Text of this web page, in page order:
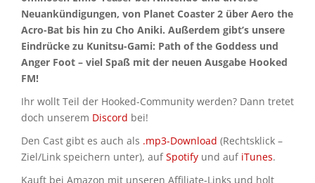
Neuankündigungen, von Planet Coaster 2 über Aero the
Acro-Bat bis hin zu Cho Aniki. Außerdem gibt’s unsere
Eindrücke zu Kunitsu-Gami: Path of the Goddess und
Anger Foot – viel Spaß mit der neuen Ausgabe Hooked
FM!
Ihr wollt Teil der Hooked-Community werden? Dann tretet
doch unserem Discord bei!
Den Cast gibt es auch als .mp3-Download (Rechtsklick –
Ziel/Link speichern unter), aufSpotify und auf iTunes.
Kauft bei Amazon mit unseren Affiliate-Links und holt